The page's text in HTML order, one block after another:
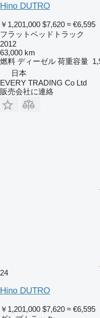
Hino DUTRO
￥1,201,000 $7,620 ≈ €6,595
フラットベッドトラック
2012
63,000 km
燃料 ディーゼル 荷重容量
日本
EVERY TRADING Co Ltd
販売会社に連絡
24
Hino DUTRO
￥1,201,000 $7,620 ≈ €6,595